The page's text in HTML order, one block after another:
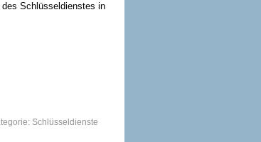
Schlüsseldienstes in
Schlüsseldienste